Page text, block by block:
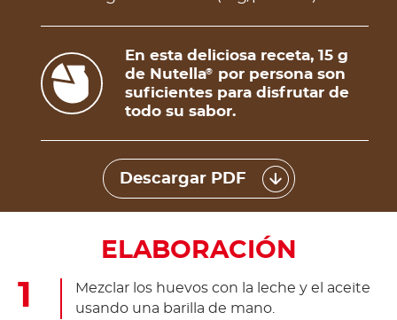
En esta deliciosa receta, 15 g
de Nutella®
por persona son
suficientes para disfrutar de
todo su sabor.
Descargar PDF
ELABORACIÓN
Mezclar los huevos con la leche y el aceite
usando una barilla de mano.